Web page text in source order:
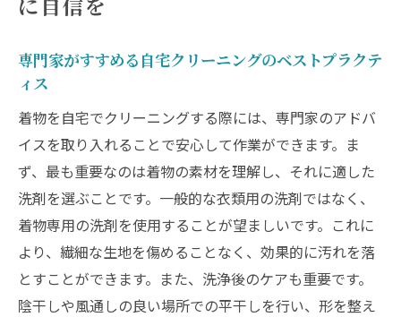
専門家がすすめる自宅クリーニングのベストプラクテ
ィス
着物を自宅でクリーニングする際には、専門家のアドバ
イスを取り入れることで安心して作業ができます。ま
ず、最も重要なのは着物の素材を理解し、それに適した
洗剤を選ぶことです。一般的な衣類用の洗剤ではなく、
着物専用の洗剤を使用することが望ましいです。これに
より、繊細な生地を傷めることなく、効果的に汚れを落
とすことができます。また、洗浄後のケアも重要です。
陰干しや風通しの良い場所での平干しを行い、形を整え